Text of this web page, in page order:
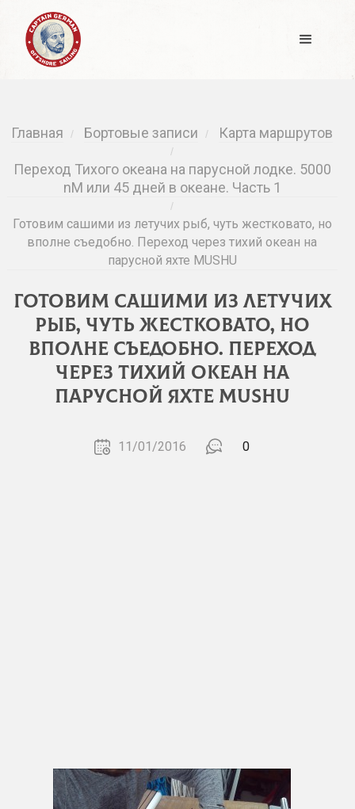
Главная / Бортовые записи / Карта маршрутов
/
Переход Тихого океана на парусной лодке. 5000
nM или 45 дней в океане. Часть 1
/
Готовим сашими из летучих рыб, чуть жестковато, но
вполне съедобно. Переход через тихий океан на
парусной яхте MUSHU
Готовим сашими из летучих
рыб, чуть жестковато, но
вполне съедобно. Переход
через тихий океан на
парусной яхте MUSHU
11/01/2016 0